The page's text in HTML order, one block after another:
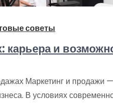
советы
карьера и
Маркетинг и продажи
В условиях